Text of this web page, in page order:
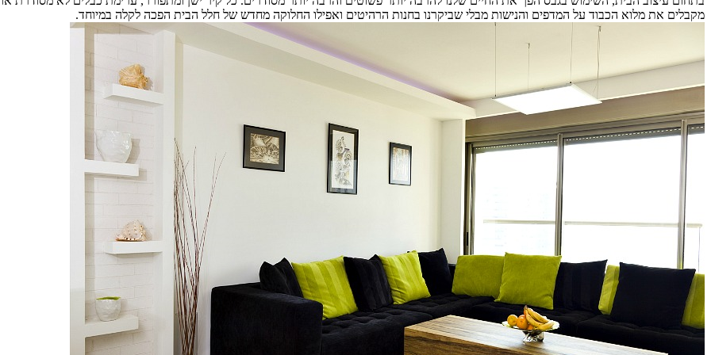
מקבלים את מלוא הכבוד על המדפים והנישות מבלי שביקרנו בחנות הרהיטים ואפילו החלוקה מחדש של חלל הבית הפכה לקלה במיוחד.